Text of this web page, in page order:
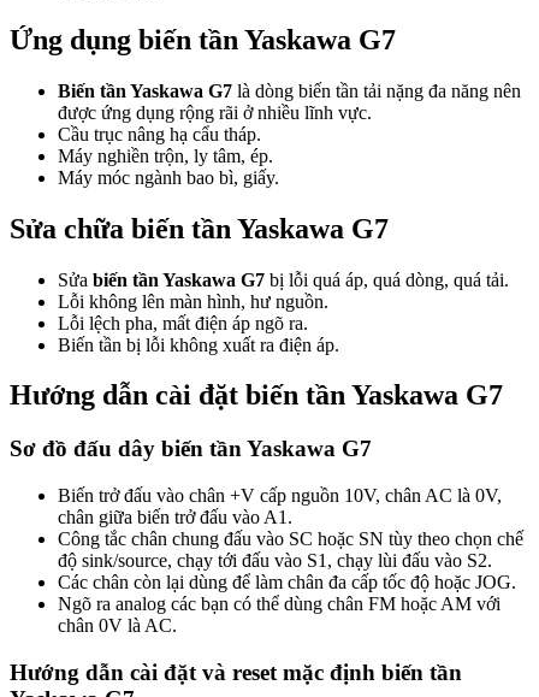
Ứng dụng biến tần Yaskawa G7
Biến tần Yaskawa G7 là dòng biến tần tải nặng đa năng nên
được ứng dụng rộng rãi ở nhiều lĩnh vực.
Cầu trục nâng hạ cẩu tháp.
Máy nghiền trộn, ly tâm, ép.
Máy móc ngành bao bì, giấy.
Sửa chữa biến tần Yaskawa G7
Sửa biến tần Yaskawa G7 bị lỗi quá áp, quá dòng, quá tải.
Lỗi không lên màn hình, hư nguồn.
Lỗi lệch pha, mất điện áp ngõ ra.
Biến tần bị lỗi không xuất ra điện áp.
Hướng dẫn cài đặt biến tần Yaskawa G7
Sơ đồ đấu dây biến tần Yaskawa G7
Biến trở đấu vào chân +V cấp nguồn 10V, chân AC là 0V,
chân giữa biến trở đấu vào A1.
Công tắc chân chung đấu vào SC hoặc SN tùy theo chọn chế
độ sink/source, chạy tới đấu vào S1, chạy lùi đấu vào S2.
Các chân còn lại dùng để làm chân đa cấp tốc độ hoặc JOG.
Ngõ ra analog các bạn có thể dùng chân FM hoặc AM với
chân 0V là AC.
Hướng dẫn cài đặt và reset mặc định biến tần